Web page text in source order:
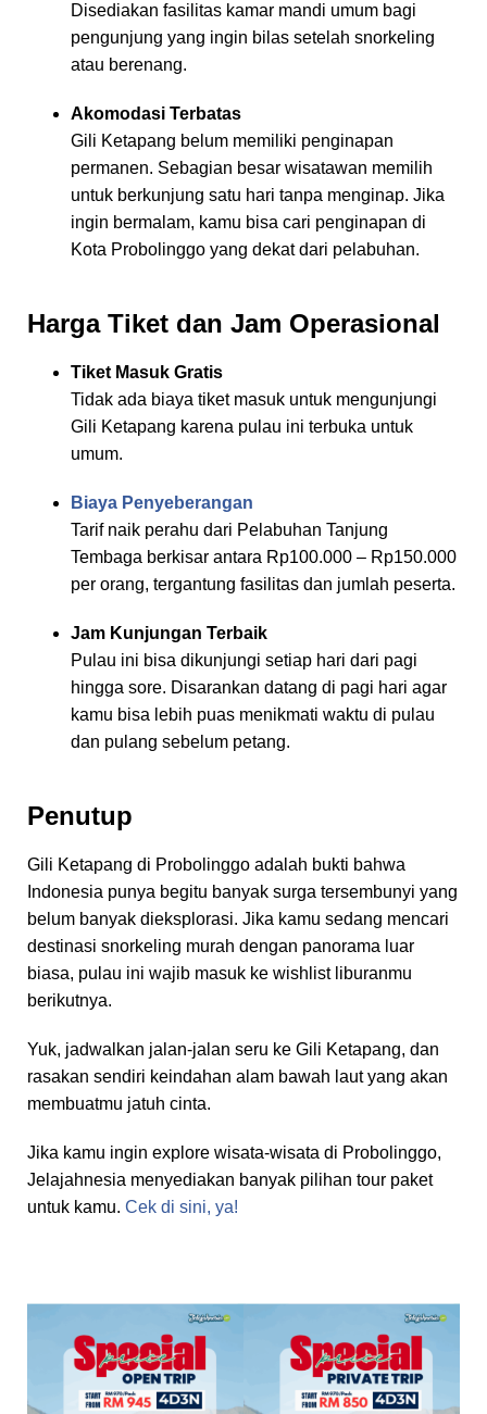
Disediakan fasilitas kamar mandi umum bagi
pengunjung yang ingin bilas setelah snorkeling
atau berenang.
Akomodasi Terbatas
Gili Ketapang belum memiliki penginapan
permanen. Sebagian besar wisatawan memilih
untuk berkunjung satu hari tanpa menginap. Jika
ingin bermalam, kamu bisa cari penginapan di
Kota Probolinggo yang dekat dari pelabuhan.
Harga Tiket dan Jam Operasional
Tiket Masuk Gratis
Tidak ada biaya tiket masuk untuk mengunjungi
Gili Ketapang karena pulau ini terbuka untuk
umum.
Biaya Penyeberangan
Tarif naik perahu dari Pelabuhan Tanjung
Tembaga berkisar antara Rp100.000 – Rp150.000
per orang, tergantung fasilitas dan jumlah peserta.
Jam Kunjungan Terbaik
Pulau ini bisa dikunjungi setiap hari dari pagi
hingga sore. Disarankan datang di pagi hari agar
kamu bisa lebih puas menikmati waktu di pulau
dan pulang sebelum petang.
Penutup
Gili Ketapang di Probolinggo adalah bukti bahwa
Indonesia punya begitu banyak surga tersembunyi yang
belum banyak dieksplorasi. Jika kamu sedang mencari
destinasi snorkeling murah dengan panorama luar
biasa, pulau ini wajib masuk ke wishlist liburanmu
berikutnya.
Yuk, jadwalkan jalan-jalan seru ke Gili Ketapang, dan
rasakan sendiri keindahan alam bawah laut yang akan
membuatmu jatuh cinta.
Jika kamu ingin explore wisata-wisata di Probolinggo,
Jelajahnesia menyediakan banyak pilihan tour paket
untuk kamu. Cek di sini, ya!